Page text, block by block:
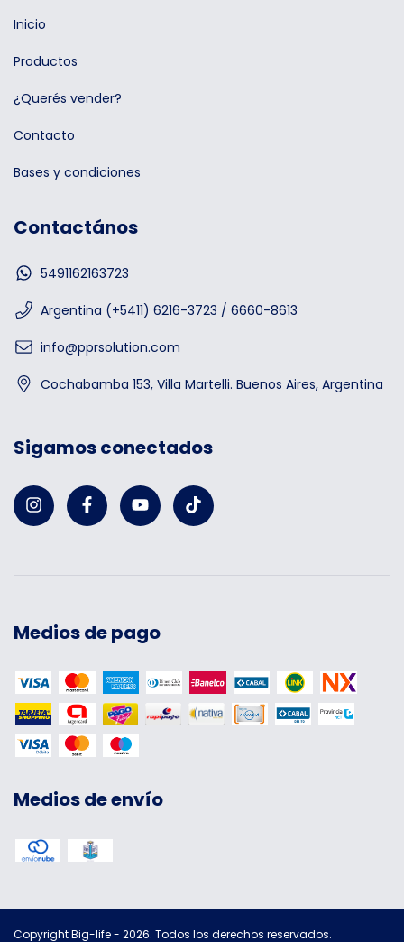
Inicio
Productos
¿Querés vender?
Contacto
Bases y condiciones
Contactános
5491162163723
Argentina (+5411) 6216-3723 / 6660-8613
info@pprsolution.com
Cochabamba 153, Villa Martelli. Buenos Aires, Argentina
Sigamos conectados
Medios de pago
Medios de envío
Copyright Big-life - 2026. Todos los derechos reservados.